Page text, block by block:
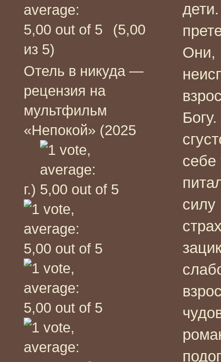
(5,00
из 5)
Отель в никуда —
рецензия на
мультфильм
«Непокой» (2025
г.)
Они,
себе